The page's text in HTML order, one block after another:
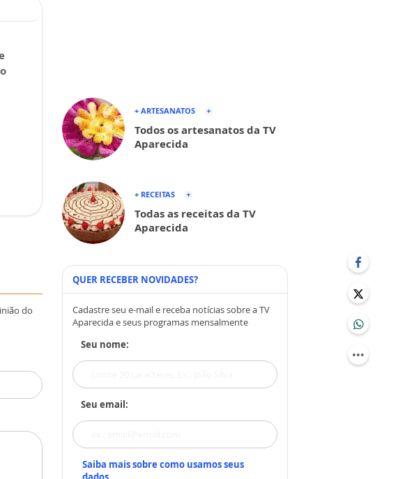
do
+ ARTESANATOS
Todos os artesanatos da TV
Aparecida
+ RECEITAS
Todas as receitas da TV
Aparecida
QUER RECEBER NOVIDADES?
Cadastre seu e-mail e receba notícias sobre a TV
Aparecida e seus programas mensalmente
Seu nome:
Seu email:
Saiba mais sobre como usamos seus